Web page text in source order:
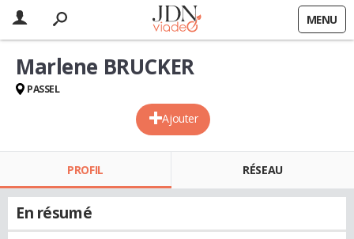
MENU
Ajouter
Marlene BRUCKER
PASSEL
PROFIL RÉSEAU
En résumé